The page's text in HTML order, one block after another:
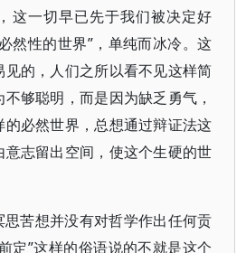
这一切早已先于我们被决定好
然性的世界”，单纯而冰冷。这
的，人们之所以看不见这样简
够聪明，而是因为缺乏勇气，
的必然世界，总想通过辩证法这
志留出空间，使这个生硬的世
苦想并没有对哲学作出任何贡
定”这样的俗语说的不就是这个